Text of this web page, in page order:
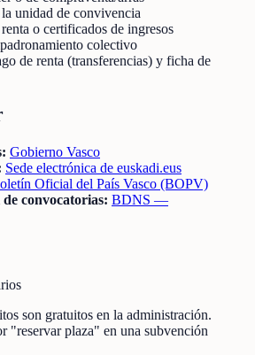
unidad de convivencia
o certificados de ingresos
colectivo
de renta (transferencias) y ficha de
Gobierno Vasco
Sede electrónica de euskadi.eus
Oficial del País Vasco (BOPV)
convocatorias: BDNS —
son gratuitos en la administración.
"reservar plaza" en una subvención